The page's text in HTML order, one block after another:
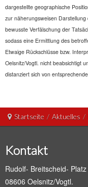
dargestellte geographische
zur näherungsweisen
bewusste Verfälschung der
sodass eine Ermittlung des
Etwaige Rückschlüsse bzw.
Oelsnitz/Vogtl. nicht beabsichtigt
distanziert sich von
Startseite / Aktuelles /
Kontakt
Rudolf- Breitscheid- Platz
08606 Oelsnitz/Vogtl.